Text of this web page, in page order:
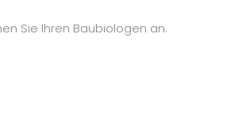
Sie Ihren Baubiologen an.